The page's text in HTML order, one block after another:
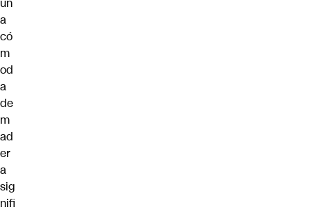
a
có
m
od
a
de
m
ad
er
a
sig
nifi